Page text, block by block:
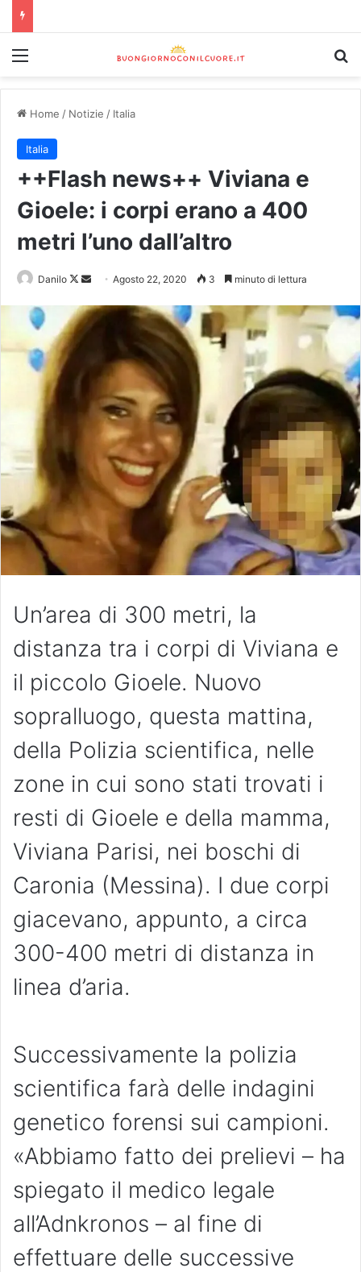
Home / Notizie / Italia
Italia
++Flash news++ Viviana e
Gioele: i corpi erano a 400
metri l’uno dall’altro
Danilo Agosto 22, 2020 3 minuto di lettura
Un’area di 300 metri, la
distanza tra i corpi di Viviana e
il piccolo Gioele. Nuovo
sopralluogo, questa mattina,
della Polizia scientifica, nelle
zone in cui sono stati trovati i
resti di Gioele e della mamma,
Viviana Parisi, nei boschi di
Caronia (Messina). I due corpi
giacevano, appunto, a circa
300-400 metri di distanza in
linea d’aria.
Successivamente la polizia
scientifica farà delle indagini
genetico forensi sui campioni.
«Abbiamo fatto dei prelievi – ha
spiegato il medico legale
all’Adnkronos – al fine di
effettuare delle successive